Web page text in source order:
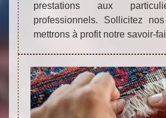
prestations aux
professionnels. Sollicitez
mettrons à profit notre savoir-